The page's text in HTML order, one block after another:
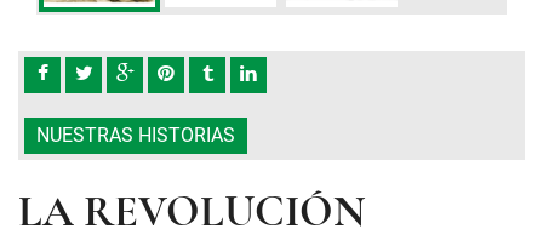
NUESTRAS HISTORIAS
LA REVOLUCIÓN